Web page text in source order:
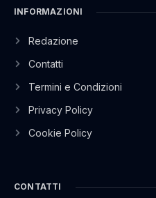
INFORMAZIONI
Redazione
Contatti
Termini e Condizioni
Privacy Policy
Cookie Policy
CONTATTI